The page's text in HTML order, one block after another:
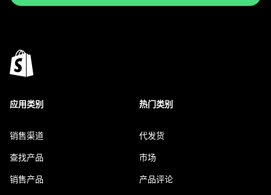
应用类别
销售渠道
查找产品
销售产品
热门类别
代发货
市场
产品评论